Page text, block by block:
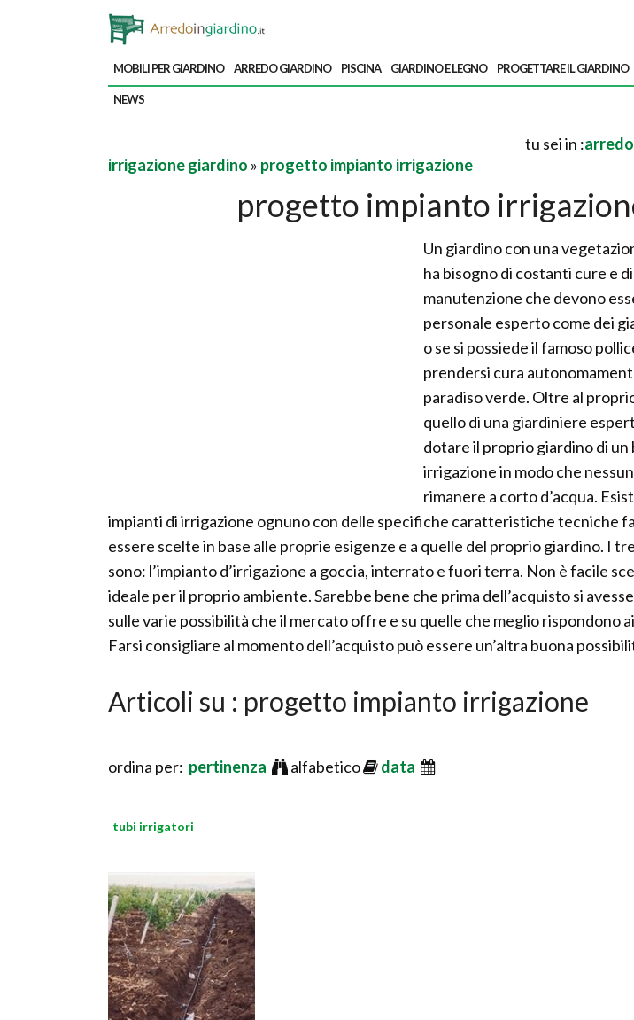
MOBILI PER GIARDINO ARREDO GIARDINO PISCINA GIARDINO E LEGNO PROGETTARE IL GIARDINO
NEWS
tu sei in :
irrigazione giardino » progetto impianto irrigazione
progetto impianto
Un giardino con una
ha bisogno di costanti cure e
manutenzione che devono
personale esperto come dei
o se si possiede il famoso
prendersi cura
paradiso verde. Oltre al
quello di una giardiniere
dotare il proprio giardino di un
irrigazione in modo che
rimanere a corto d’acqua.
impianti di irrigazione ognuno con delle specifiche caratteristiche tecniche
essere scelte in base alle proprie esigenze e a quelle del proprio giardino. I
sono: l’impianto d’irrigazione a goccia, interrato e fuori terra. Non è facile
ideale per il proprio ambiente. Sarebbe bene che prima dell’acquisto si
sulle varie possibilità che il mercato offre e su quelle che meglio rispondono
Farsi consigliare al momento dell’acquisto può essere un’altra buona
Articoli su : progetto impianto irrigazione
ordina per: pertinenza alfabetico data
tubi irrigatori